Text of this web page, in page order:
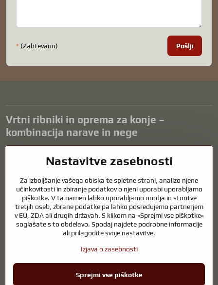
* (Zahtevano) Pošlji
Vrtni ribniki in oprema za konje –
kombinacija narave in nege
harmonično okolje za sprostitev in življenje vodnih živali. Pravilna
čisto vodo in zdrav ribnik skozi vse leto. Enako pomembna je skrb za
živali, ki so del našega življenja.
Konji potrebujejo kakovostno jahalno opremo, pravilno prehrano in
odgovorno nego, da so zdravi, močni in zadovoljni. Ne glede na to, ali
gre za opremo za jahače, rejce ali ljubitelje narave, je cilj ustvariti
okolje, ki podpira naravno ravnovesje, varnost in dobro počutje živali
Nastavitve zasebnosti
Za izboljšanje vašega obiska te spletne strani, analizo njene
učinkovitosti in zbiranje podatkov o njeni uporabi uporabljamo
piškotke. V ta namen lahko uporabljamo orodja in storitve
tretjih oseb, zbrane podatke pa lahko posredujemo partnerjem
v EU, ZDA ali drugih državah. S klikom na »Sprejmi vse piškotke«
soglašate s to obdelavo. Spodaj najdete podrobne informacije
ali prilagodite svoje nastavitve.
Izjava o zasebnosti
Sprejmi vse piškotke